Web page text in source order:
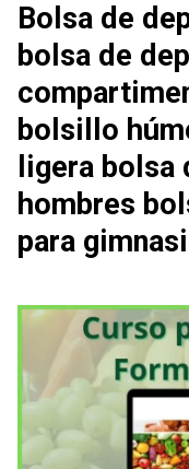
Bolsa de
bolsa de
bolsillo
ligera bolsa
hombres
para